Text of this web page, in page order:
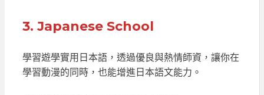
3. Japanese School
學習遊學實用日本語，透過優良與熱情師資，讓你在
學習動漫的同時，也能增進日本語文能力。